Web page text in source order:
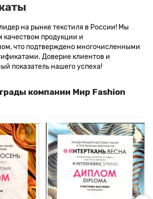
на рынке текстиля в России! Мы
качеством продукции и
что подтверждено многочисленными
Доверие клиентов и
показатель нашего успеха!
компании Мир Fashion